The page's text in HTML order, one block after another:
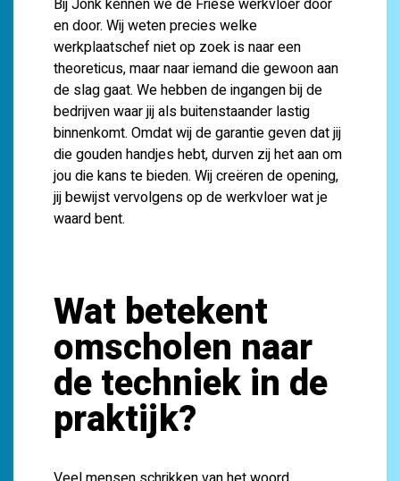
en door. Wij weten precies welke
werkplaatschef niet op zoek is naar een
theoreticus, maar naar iemand die gewoon aan
de slag gaat. We hebben de ingangen bij de
bedrijven waar jij als buitenstaander lastig
binnenkomt. Omdat wij de garantie geven dat jij
die gouden handjes hebt, durven zij het aan om
jou die kans te bieden. Wij creëren de opening,
jij bewijst vervolgens op de werkvloer wat je
waard bent.
Wat betekent
omscholen naar
de techniek in de
praktijk?